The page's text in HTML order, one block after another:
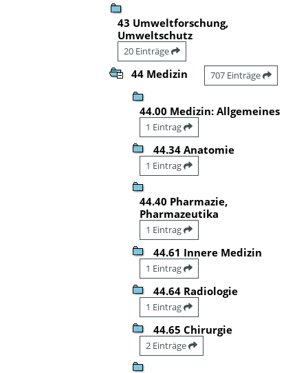
43 Umweltforschung,
Umweltschutz
20 Einträge
44 Medizin 707 Einträge
44.00 Medizin: Allgemeines
1 Eintrag
44.34 Anatomie
1 Eintrag
44.40 Pharmazie,
Pharmazeutika
1 Eintrag
44.61 Innere Medizin
1 Eintrag
44.64 Radiologie
1 Eintrag
44.65 Chirurgie
2 Einträge